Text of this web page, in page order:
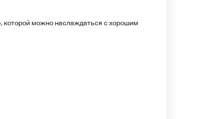
которой можно наслаждаться с хорошим